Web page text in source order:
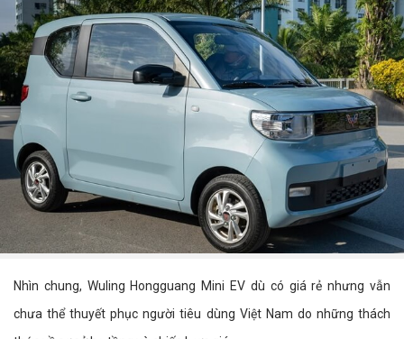
Nhìn chung, Wuling Hongguang Mini EV dù có giá rẻ nhưng vẫn
chưa thể thuyết phục người tiêu dùng Việt Nam do những thách